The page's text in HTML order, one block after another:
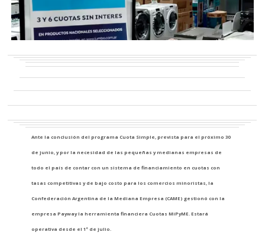
Ante la conclusión del programa Cuota Simple, prevista para el próximo 30
de junio, y por la necesidad de las pequeñas y medianas empresas de
todo el país de contar con un sistema de financiamiento en cuotas con
tasas competitivas y de bajo costo para los comercios minoristas, la
Confederación Argentina de la Mediana Empresa (CAME) gestionó con la
empresa Payway la herramienta financiera Cuotas MiPyME. Estará
operativa desde el 1° de julio.